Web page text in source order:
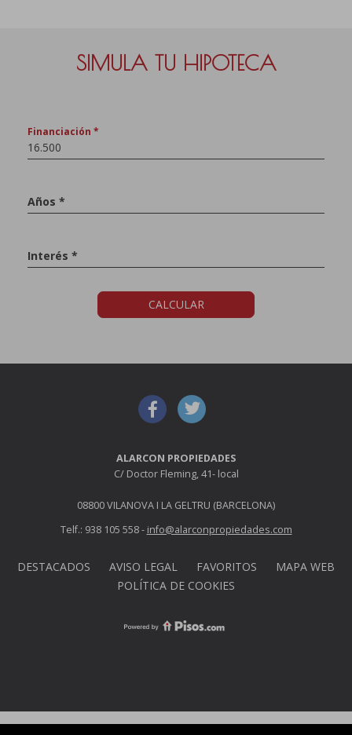
SIMULA TU HIPOTECA
Financiación *
Años *
Interés *
CALCULAR
ALARCON PROPIEDADES
C/ Doctor Fleming, 41- local
08800 VILANOVA I LA GELTRU (BARCELONA)
Telf.: 938 105 558 - info@alarconpropiedades.com
DESTACADOS AVISO LEGAL FAVORITOS
MAPA WEB
POLÍTICA DE COOKIES